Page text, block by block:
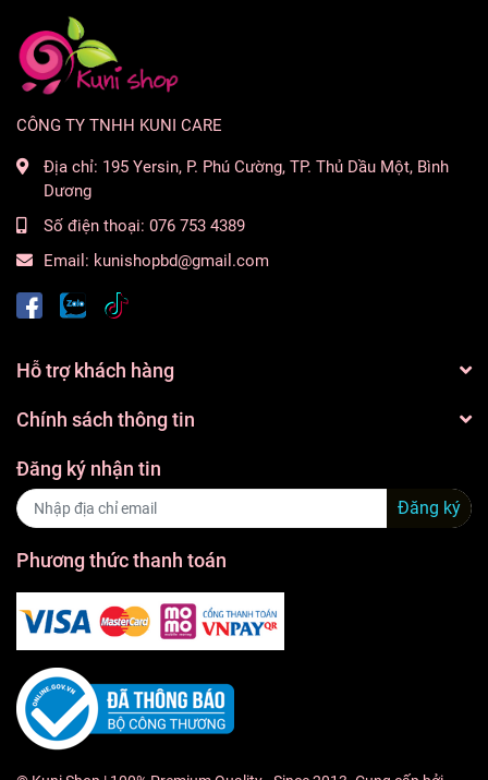
Cushion La Mer The Luminous Lifting mang lại cho bạn
một làn da hoàn hảo tự nhiên. Với sự đổi mới hydrat hóa
quyền của La Mer giúp màu không bị oxy hóa theo thời
gian, làm cho da có độ sáng cao
CÔNG TY TNHH KUNI CARE
Địa chỉ: 195 Yersin, P. Phú Cường, TP. Thủ Dầu Một, Bình
Dương
Số điện thoại: 076 753 4389
Email: kunishopbd@gmail.com
Hỗ trợ khách hàng
Chính sách thông tin
Đăng ký nhận tin
Đăng ký
Phương thức thanh toán